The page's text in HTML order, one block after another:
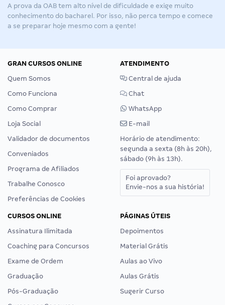
A prova da OAB tem alto nível de dificuldade e exige muito
conhecimento do bacharel. Por isso, não perca tempo e comece
a se preparar hoje mesmo com a gente!
GRAN CURSOS ONLINE
Quem Somos
Como Funciona
Como Comprar
Loja Social
Validador de documentos
Conveniados
Programa de Afiliados
Trabalhe Conosco
Preferências de Cookies
ATENDIMENTO
Central de ajuda
Chat
WhatsApp
E-mail
Horário de atendimento:
segunda a sexta (8h às 20h),
sábado (9h às 13h).
Foi aprovado?
Envie-nos a sua história!
CURSOS ONLINE
Assinatura Ilimitada
Coaching para Concursos
Exame de Ordem
Graduação
Pós-Graduação
PÁGINAS ÚTEIS
Depoimentos
Material Grátis
Aulas ao Vivo
Aulas Grátis
Sugerir Curso